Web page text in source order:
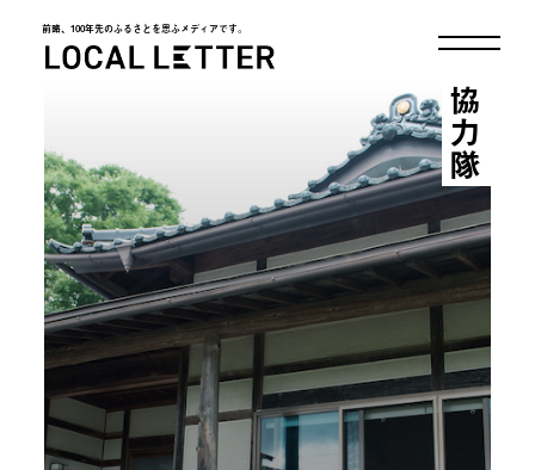
前略、100年先のふるさとを思ふメディアです。
協力隊